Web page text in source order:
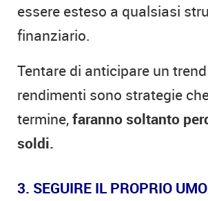
essere esteso a qualsiasi
finanziario.
Tentare di anticipare un
rendimenti sono strategie
termine,faranno soltanto
soldi.
3. SEGUIRE IL PROPRIO